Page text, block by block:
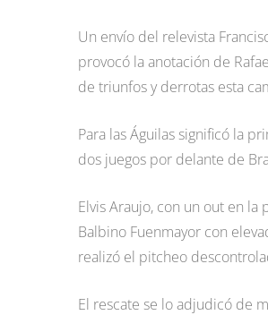
Un envío del relevista
provocó la anotación de
de triunfos y derrotas esta
Para las Águilas significó la
dos juegos por delante de
Elvis Araujo, con un out en
Balbino Fuenmayor con
realizó el pitcheo
El rescate se lo adjudicó de